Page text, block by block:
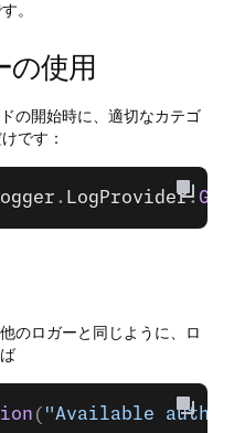
。
の使用
の開始時に、適切なカテゴ
です：
. LogProvider.
のロガーと同じように、ロ
( "Available